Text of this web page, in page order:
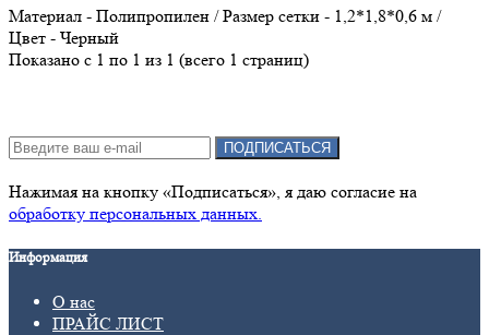
Материал - Полипропилен / Размер сетки - 1,2*1,8*0,6 м /
Цвет - Черный
Показано с 1 по 1 из 1 (всего 1 страниц)
ПОДПИСАТЬСЯ
Нажимая на кнопку «Подписаться», я даю cогласие на
обработку персональных данных.
Информация
О нас
ПРАЙС ЛИСТ